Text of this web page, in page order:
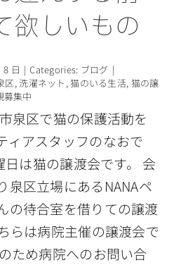
欲しいもの
日 | Categories: ブログ |
区,洗濯ネット ,猫のいる生活, 猫の譲
募集中
泉区で猫の保護活動を
ィアスタッフのなおで
は猫の譲渡会です。 会
泉区立場にあるNANAペ
の待合室を借りての譲渡
らは病院主催の譲渡会で
ため病院へのお問い合